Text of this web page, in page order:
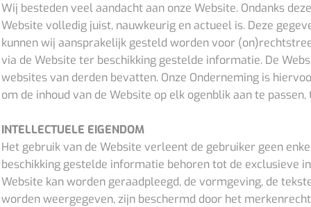
Wij besteden veel aandacht aan onze Website. Ondanks
Website volledig juist, nauwkeurig en actueel is. Deze
kunnen wij aansprakelijk gesteld worden voor
via de Website ter beschikking gestelde informatie. De
websites van derden bevatten. Onze Onderneming is
om de inhoud van de Website op elk ogenblik aan te
INTELLECTUELE EIGENDOM
Het gebruik van de Website verleent de gebruiker geen
beschikking gestelde informatie behoren tot de exclusieve
Website kan worden geraadpleegd, de vormgeving, de
worden weergegeven, zijn beschermd door het